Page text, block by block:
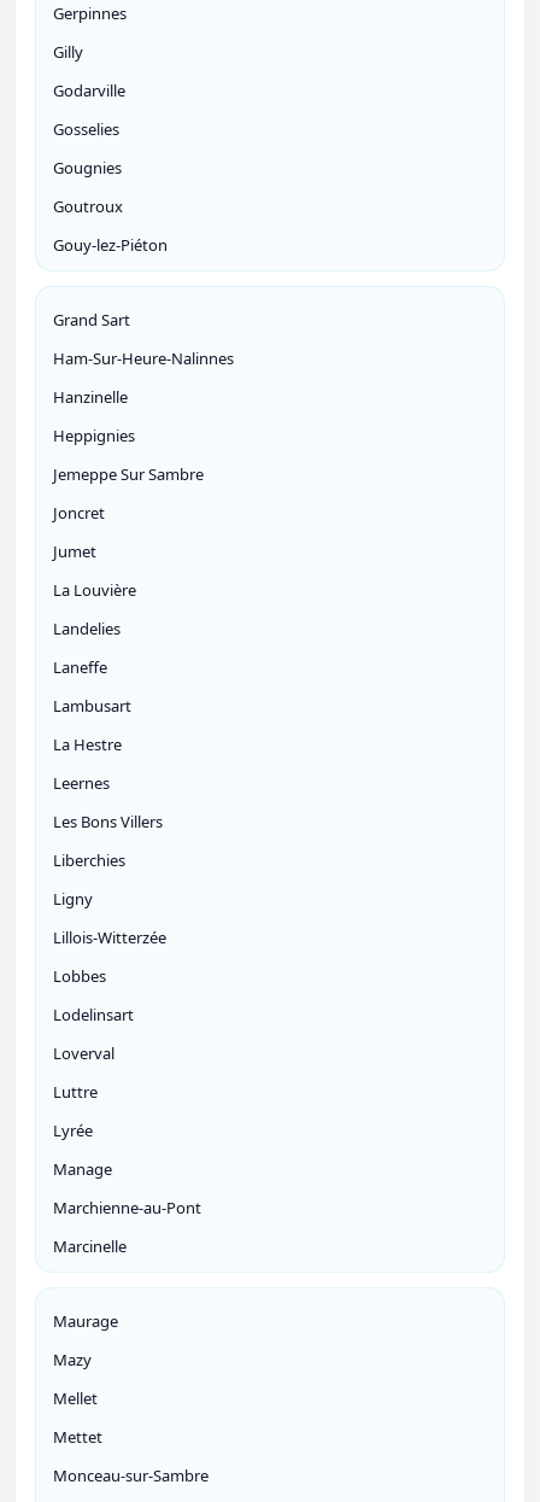
Gerpinnes
Gilly
Godarville
Gosselies
Gougnies
Goutroux
Gouy-lez-Piéton
Grand Sart
Ham-Sur-Heure-Nalinnes
Hanzinelle
Heppignies
Jemeppe Sur Sambre
Joncret
Jumet
La Louvière
Landelies
Laneffe
Lambusart
La Hestre
Leernes
Les Bons Villers
Liberchies
Ligny
Lillois-Witterzée
Lobbes
Lodelinsart
Loverval
Luttre
Lyrée
Manage
Marchienne-au-Pont
Marcinelle
Maurage
Mazy
Mellet
Mettet
Monceau-sur-Sambre